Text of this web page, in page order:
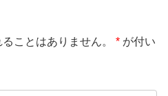
ことはありません。 * が付い